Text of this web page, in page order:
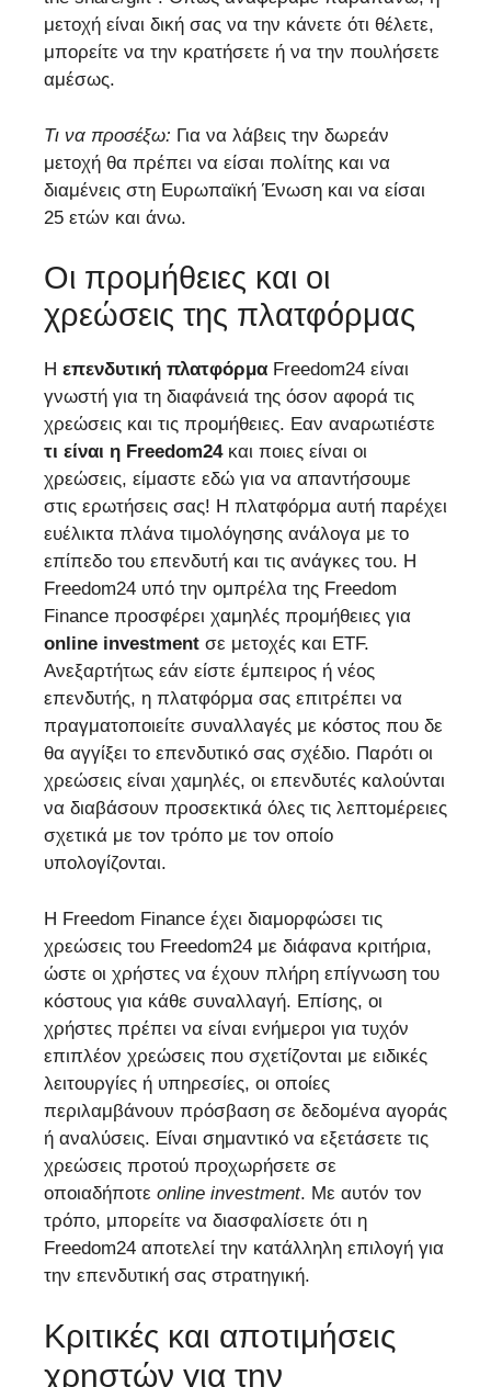
μετοχή είναι δική σας να την κάνετε ότι θέλετε,
μπορείτε να την κρατήσετε ή να την πουλήσετε
αμέσως.
Τι να προσέξω: Για να λάβεις την δωρεάν
μετοχή θα πρέπει να είσαι πολίτης και να
διαμένεις στη Ευρωπαϊκή Ένωση και να είσαι
25 ετών και άνω.
Οι προμήθειες και οι
χρεώσεις της πλατφόρμας
Η επενδυτική πλατφόρμα Freedom24 είναι
γνωστή για τη διαφάνειά της όσον αφορά τις
χρεώσεις και τις προμήθειες. Εαν αναρωτιέστε
τι είναι η Freedom24και ποιες είναι οι
χρεώσεις, είμαστε εδώ για να απαντήσουμε
στις ερωτήσεις σας! Η πλατφόρμα αυτή παρέχει
ευέλικτα πλάνα τιμολόγησης ανάλογα με το
επίπεδο του επενδυτή και τις ανάγκες του. Η
Freedom24 υπό την ομπρέλα της Freedom
Finance προσφέρει χαμηλές προμήθειες για
online investment σε μετοχές και ETF.
Ανεξαρτήτως εάν είστε έμπειρος ή νέος
επενδυτής, η πλατφόρμα σας επιτρέπει να
πραγματοποιείτε συναλλαγές με κόστος που δε
θα αγγίξει το επενδυτικό σας σχέδιο. Παρότι οι
χρεώσεις είναι χαμηλές, οι επενδυτές καλούνται
να διαβάσουν προσεκτικά όλες τις λεπτομέρειες
σχετικά με τον τρόπο με τον οποίο
υπολογίζονται.
Η Freedom Finance έχει διαμορφώσει τις
χρεώσεις του Freedom24 με διάφανα κριτήρια,
ώστε οι χρήστες να έχουν πλήρη επίγνωση του
κόστους για κάθε συναλλαγή. Επίσης, οι
χρήστες πρέπει να είναι ενήμεροι για τυχόν
επιπλέον χρεώσεις που σχετίζονται με ειδικές
λειτουργίες ή υπηρεσίες, οι οποίες
περιλαμβάνουν πρόσβαση σε δεδομένα αγοράς
ή αναλύσεις. Είναι σημαντικό να εξετάσετε τις
χρεώσεις προτού προχωρήσετε σε
οποιαδήποτε online investment. Με αυτόν τον
τρόπο, μπορείτε να διασφαλίσετε ότι η
Freedom24 αποτελεί την κατάλληλη επιλογή για
την επενδυτική σας στρατηγική.
Κριτικές και αποτιμήσεις
χρηστών για την